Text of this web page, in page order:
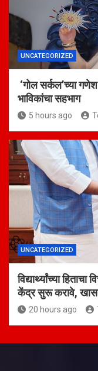
UNCATEGORIZED
‘गोल सर्कल’च्या
भाविकांचा सहभाग
5 hours ago
UNCATEGORIZED
विद्यार्थ्यांच्या
केंद्र सुरू करावे,
20 hours ago